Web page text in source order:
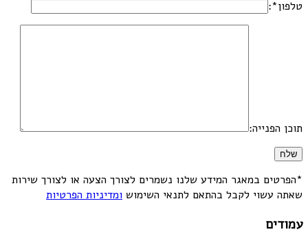
טלפון*:
תוכן הפנייה:
*הפרטים במאגר המידע שלנו נשמרים לצורך הצעה או לצורך שירות
שאתה עשוי לקבל בהתאם לתנאי השימוש ומדיניות הפרטיות
עמודים